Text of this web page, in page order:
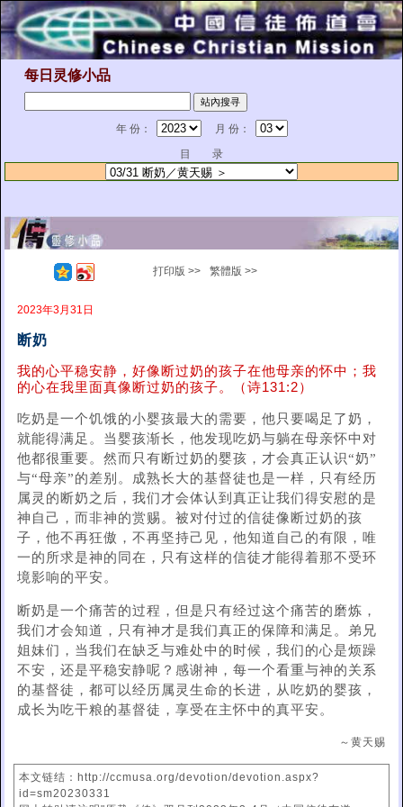
每日灵修小品
年 份：
月 份：
目 录
打印版 >> 繁體版 >>
2023年3月31日
断奶
我的心平稳安静，好像断过奶的孩子在他母亲的怀中；我
的心在我里面真像断过奶的孩子。（诗131:2）
吃奶是一个饥饿的小婴孩最大的需要，他只要喝足了奶，
就能得满足。当婴孩渐长，他发现吃奶与躺在母亲怀中对
他都很重要。然而只有断过奶的婴孩，才会真正认识“奶”
与“母亲”的差别。成熟长大的基督徒也是一样，只有经历
属灵的断奶之后，我们才会体认到真正让我们得安慰的是
神自己，而非神的赏赐。被对付过的信徒像断过奶的孩
子，他不再狂傲，不再坚持己见，他知道自己的有限，唯
一的所求是神的同在，只有这样的信徒才能得着那不受环
境影响的平安。
断奶是一个痛苦的过程，但是只有经过这个痛苦的磨炼，
我们才会知道，只有神才是我们真正的保障和满足。弟兄
姐妹们，当我们在缺乏与难处中的时候，我们的心是烦躁
不安，还是平稳安静呢？感谢神，每一个看重与神的关系
的基督徒，都可以经历属灵生命的长进，从吃奶的婴孩，
成长为吃干粮的基督徒，享受在主怀中的真平安。
～黄天赐
本文链结：http://ccmusa.org/devotion/devotion.aspx?
id=sm20230331